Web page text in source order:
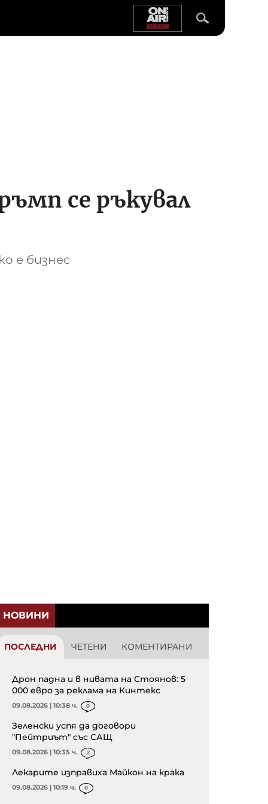
се ръкувал
е бизнес
НОВИНИ
ПОСЛЕДНИ ЧЕТЕНИ КОМЕНТИРАНИ
Дрон падна и в нивата на Стоянов: 5
000 евро за реклама на Кинтекс
09.08.2026 | 10:38 ч. 0
Зеленски успя да договори
"Пейтриът" със САЩ
09.08.2026 | 10:35 ч. 2
Лекарите изправиха Майкон на крака
09.08.2026 | 10:19 ч. 0